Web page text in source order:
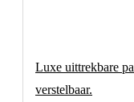
Luxe uittrekbare
verstelbaar.